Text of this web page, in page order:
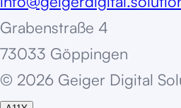
Grabenstraße 4
73033 Göppingen
© 2026 Geiger Digital Sol